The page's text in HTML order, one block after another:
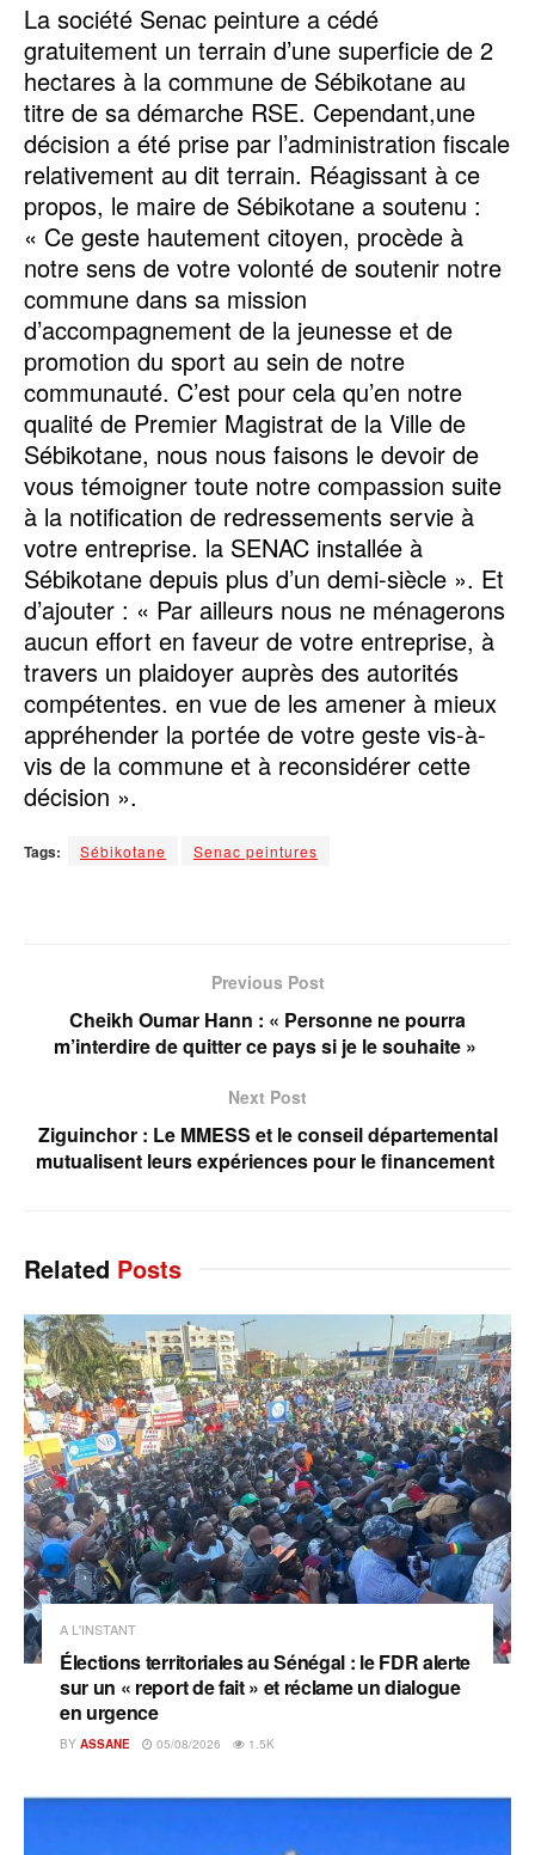
La société Senac peinture a cédé
gratuitement un terrain d’une superficie de 2
hectares à la commune de Sébikotane au
titre de sa démarche RSE. Cependant,une
décision a été prise par l’administration fiscale
relativement au dit terrain. Réagissant à ce
propos, le maire de Sébikotane a soutenu :
« Ce geste hautement citoyen, procède à
notre sens de votre volonté de soutenir notre
commune dans sa mission
d’accompagnement de la jeunesse et de
promotion du sport au sein de notre
communauté. C’est pour cela qu’en notre
qualité de Premier Magistrat de la Ville de
Sébikotane, nous nous faisons le devoir de
vous témoigner toute notre compassion suite
à la notification de redressements servie à
votre entreprise. la SENAC installée à
Sébikotane depuis plus d’un demi-siècle ». Et
d’ajouter : « Par ailleurs nous ne ménagerons
aucun effort en faveur de votre entreprise, à
travers un plaidoyer auprès des autorités
compétentes. en vue de les amener à mieux
appréhender la portée de votre geste vis-à-
vis de la commune et à reconsidérer cette
décision ».
Tags: Sébikotane Senac peintures
Previous Post
Cheikh Oumar Hann : « Personne ne pourra
m’interdire de quitter ce pays si je le souhaite »
Next Post
Ziguinchor : Le MMESS et le conseil départemental
mutualisent leurs expériences pour le financement
Related Posts
A L'INSTANT
Élections territoriales au Sénégal : le FDR alerte
sur un « report de fait » et réclame un dialogue
en urgence
BY ASSANE 05/08/2026 1.5K